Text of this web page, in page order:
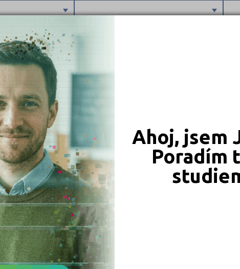
Ahoj, jsem
Poradím
Brno-město (1)
Frýdek-Místek (1)
Hradec Králové (1)
Klatovy (1)
Most (1)
Zlín (1)
ZÁZNAMY, PŘEFORMULUJTE PROSÍM VÁŠ DOTAZ
JSME TAM, KDE JSTE VY
Naše projekty